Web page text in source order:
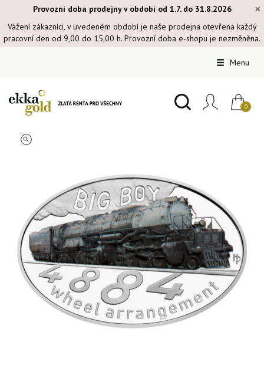
×
Provozní doba prodejny v období od 1.7. do 31.8.2026
Vážení zákazníci, v uvedeném období je naše prodejna otevřena každý
pracovní den od 9,00 do 15,00 h. Provozní doba e-shopu je nezměněna.
Menu